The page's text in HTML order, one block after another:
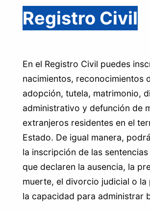
Registro Civil
En el Registro Civil puedes
nacimientos, reconocimientos
adopción, tutela, matrimonio,
administrativo y defunción de
extranjeros residentes en el
Estado. De igual manera,
la inscripción de las
que declaren la ausencia, la
muerte, el divorcio judicial o la
la capacidad para administrar